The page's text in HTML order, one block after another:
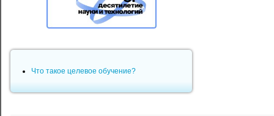
Что такое целевое обучение?